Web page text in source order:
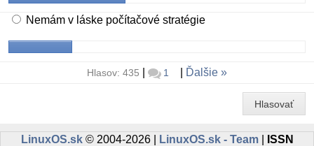
Nemám v láske počítačové stratégie
Hlasov: 435 1 Ďalšie
Hlasovať
LinuxOS.sk© 2004-2026 | LinuxOS.sk - Team| ISSN